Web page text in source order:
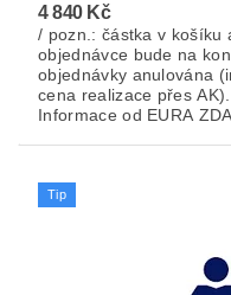
4 840 Kč
/ pozn.: částka v košíku
objednávce bude na
objednávky anulována
cena realizace přes AK).
Informace od EURA
Tip